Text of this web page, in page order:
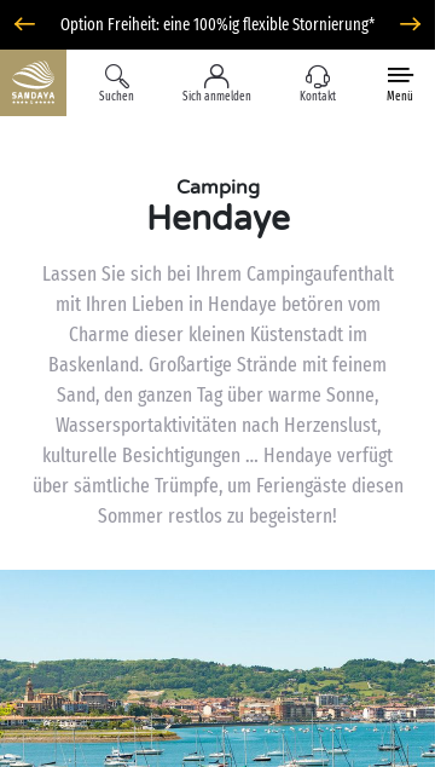
Option Freiheit: eine 100%ig flexible Stornierung*
Suchen Sich anmelden Kontakt Menü
Camping
Hendaye
Lassen Sie sich bei Ihrem Campingaufenthalt
mit Ihren Lieben in Hendaye betören vom
Charme dieser kleinen Küstenstadt im
Baskenland. Großartige Strände mit feinem
Sand, den ganzen Tag über warme Sonne,
Wassersportaktivitäten nach Herzenslust,
kulturelle Besichtigungen … Hendaye verfügt
über sämtliche Trümpfe, um Feriengäste diesen
Sommer restlos zu begeistern!